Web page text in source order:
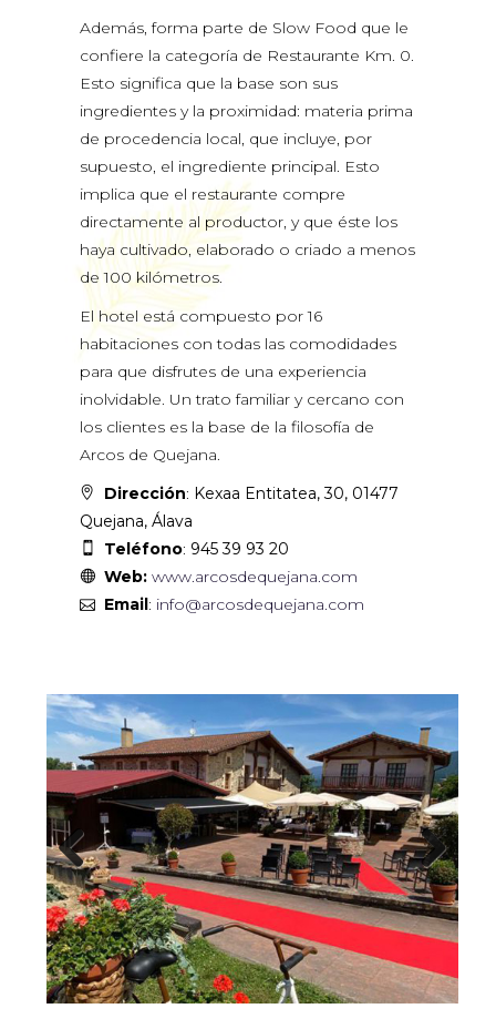
Además, forma parte de Slow Food que le
confiere la categoría de Restaurante Km. 0.
Esto significa que la base son sus
ingredientes y la proximidad: materia prima
de procedencia local, que incluye, por
supuesto, el ingrediente principal. Esto
implica que el restaurante compre
directamente al productor, y que éste los
haya cultivado, elaborado o criado a menos
de 100 kilómetros.
El hotel está compuesto por 16
habitaciones con todas las comodidades
para que disfrutes de una experiencia
inolvidable. Un trato familiar y cercano con
los clientes es la base de la filosofía de
Arcos de Quejana.
Dirección: Kexaa Entitatea, 30, 01477
Quejana, Álava
Teléfono: 945 39 93 20
Web: www.arcosdequejana.com
Email: info@arcosdequejana.com
Previous Next